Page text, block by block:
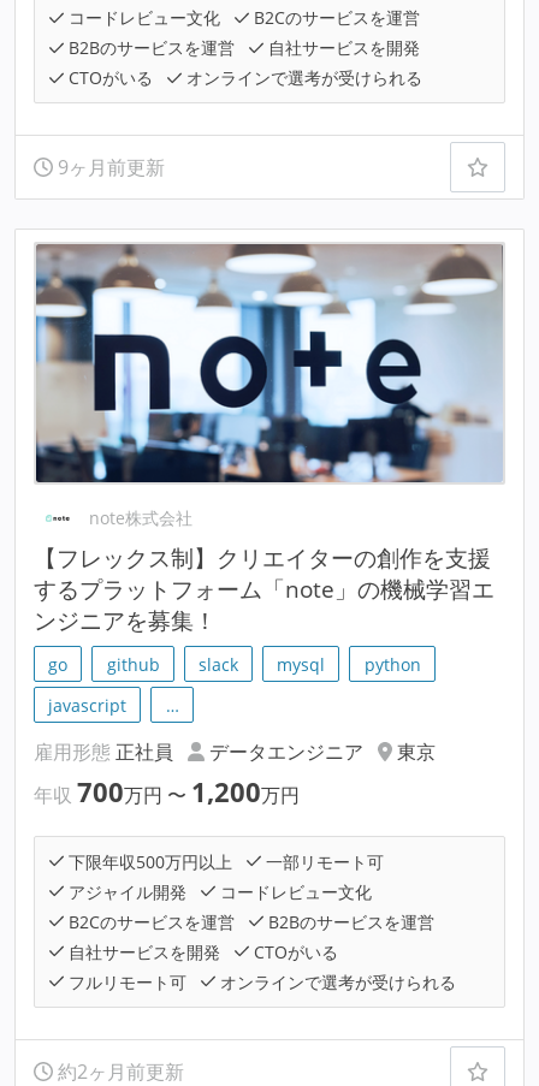
コードレビュー文化
B2Cのサービスを運営
B2Bのサービスを運営
自社サービスを開発
CTOがいる
オンラインで選考が受けられる
9ヶ月前更新
note株式会社
【フレックス制】クリエイターの創作を支援
するプラットフォーム「note」の機械学習エ
ンジニアを募集！
go github slack mysql
python
javascript
…
雇用形態 正社員 データエンジニア
東京
年収 700万円 〜 1,200万円
下限年収500万円以上
一部リモート可
アジャイル開発
コードレビュー文化
B2Cのサービスを運営
B2Bのサービスを運営
自社サービスを開発
CTOがいる
フルリモート可
オンラインで選考が受けられる
約2ヶ月前更新